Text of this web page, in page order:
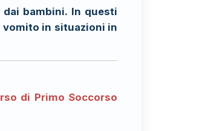
bambini. In questi
vomito in situazioni in
di Primo Soccorso